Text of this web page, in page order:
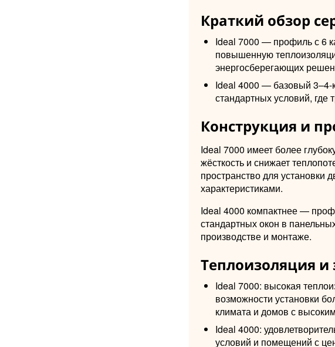
Краткий обзор
Ideal 7000 — профиль с 6
повышенную
энергосберегающих
Ideal 4000 — базовый
стандартных условий, где
Конструкция и
Ideal 7000 имеет более
жёсткость и снижает
пространство для установки
характеристиками.
Ideal 4000 компактнее —
стандартных окон в
производстве и монтаже.
Теплоизоляция и
Ideal 7000: высокая
возможности установки
климата и домов с
Ideal 4000:
условий и помещений с